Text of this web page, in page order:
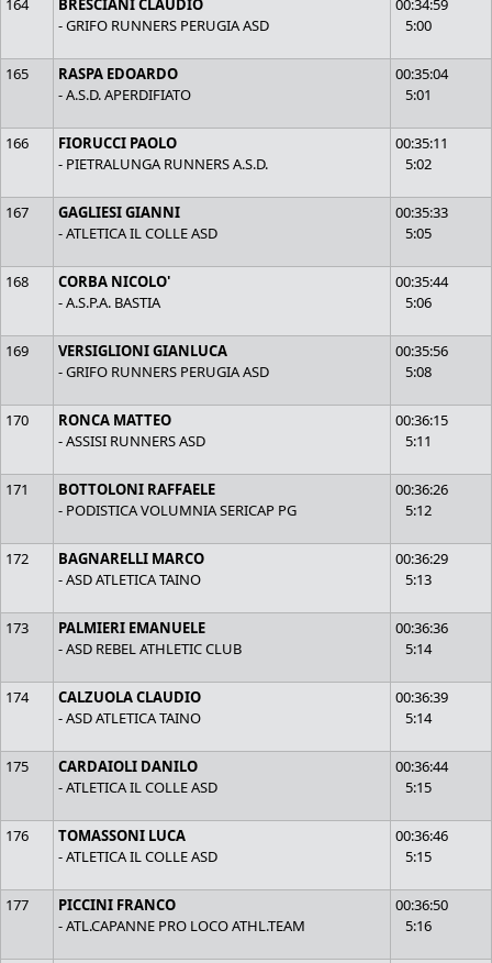
164
BRESCIANI CLAUDIO
- GRIFO RUNNERS PERUGIA ASD
00:34:59
5:00
165
RASPA EDOARDO
- A.S.D. APERDIFIATO
00:35:04
5:01
166
FIORUCCI PAOLO
- PIETRALUNGA RUNNERS A.S.D.
00:35:11
5:02
167
GAGLIESI GIANNI
- ATLETICA IL COLLE ASD
00:35:33
5:05
168
CORBA NICOLO'
- A.S.P.A. BASTIA
00:35:44
5:06
169
VERSIGLIONI GIANLUCA
- GRIFO RUNNERS PERUGIA ASD
00:35:56
5:08
170
RONCA MATTEO
- ASSISI RUNNERS ASD
00:36:15
5:11
171
BOTTOLONI RAFFAELE
- PODISTICA VOLUMNIA SERICAP PG
00:36:26
5:12
172
BAGNARELLI MARCO
- ASD ATLETICA TAINO
00:36:29
5:13
173
PALMIERI EMANUELE
- ASD REBEL ATHLETIC CLUB
00:36:36
5:14
174
CALZUOLA CLAUDIO
- ASD ATLETICA TAINO
00:36:39
5:14
175
CARDAIOLI DANILO
- ATLETICA IL COLLE ASD
00:36:44
5:15
176
TOMASSONI LUCA
- ATLETICA IL COLLE ASD
00:36:46
5:15
177
PICCINI FRANCO
- ATL.CAPANNE PRO LOCO ATHL.TEAM
00:36:50
5:16